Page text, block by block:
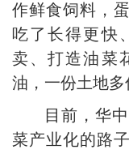
作鲜食饲料，
吃了长得更快
卖、打造油菜
油，一份土地多
目前，华
菜产业化的路